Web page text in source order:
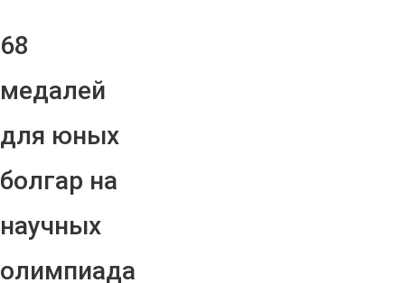
68
медалей
для юных
болгар на
научных
олимпиада